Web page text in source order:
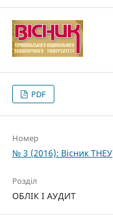
PDF
Номер
№ 3 (2016): Вісник ТНЕУ
Розділ
ОБЛІК І АУДИТ